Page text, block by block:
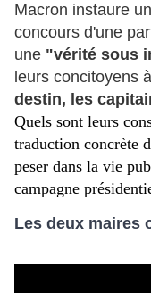
Macron instaure un
concours d'une
une "vérité sous
leurs concitoyens
destin, les
Quels sont leurs
traduction concrète
peser dans la vie
campagne
Les deux maires